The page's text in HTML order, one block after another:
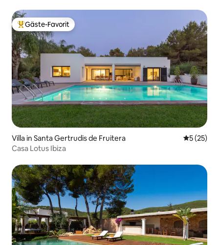
Beliebter Gäste-Favorit.
Gäste-Favorit
Villa in Santa Gertrudis de Fruitera
5 (25)
Casa Lotus Ibiza